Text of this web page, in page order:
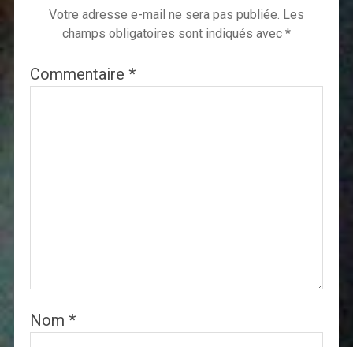
Votre adresse e-mail ne sera pas publiée. Les
champs obligatoires sont indiqués avec *
Commentaire *
Nom *